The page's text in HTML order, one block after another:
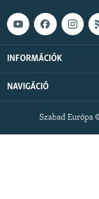
INFORMÁCIÓK
NAVIGÁCIÓ
Szabad Európa